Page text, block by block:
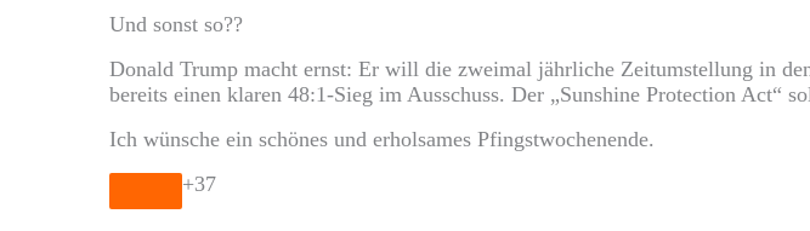
Und sonst so??
Donald Trump macht ernst: Er will die zweimal jährliche Zeitumstellung in
bereits einen klaren 48:1-Sieg im Ausschuss. Der „Sunshine Protection
Ich wünsche ein schönes und erholsames Pfingstwochenende.
+37